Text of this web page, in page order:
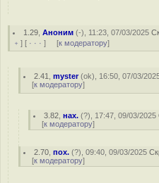
1.29 ,Аноним (-), 11:23, 07/03/2025
﹢ ] [ · · · ] [к модератору]
2.41 ,myster(ok), 16:50, 07/03/
[к модератору]
3.82 ,нах. (?), 17:47, 09/03/2025
[к модератору]
2.70 ,пох. (?), 09:40, 09/03/2025
[к модератору]